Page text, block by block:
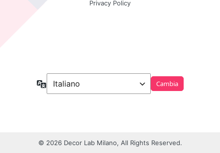
Privacy Policy
Lingua
© 2026 Decor Lab Milano, All Rights Reserved.